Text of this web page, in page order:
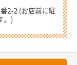
2-2 (お店前に駐
。)